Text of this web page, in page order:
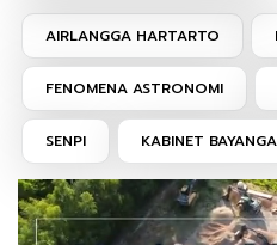
AIRLANGGA HARTARTO
FENOMENA ASTRONOMI
SENPI KABINET